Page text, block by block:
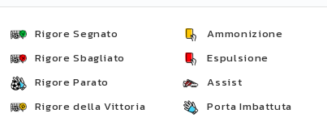
Rigore Segnato
Rigore Sbagliato
Rigore Parato
Rigore della Vittoria
Ammonizione
Espulsione
Assist
Porta Imbattuta